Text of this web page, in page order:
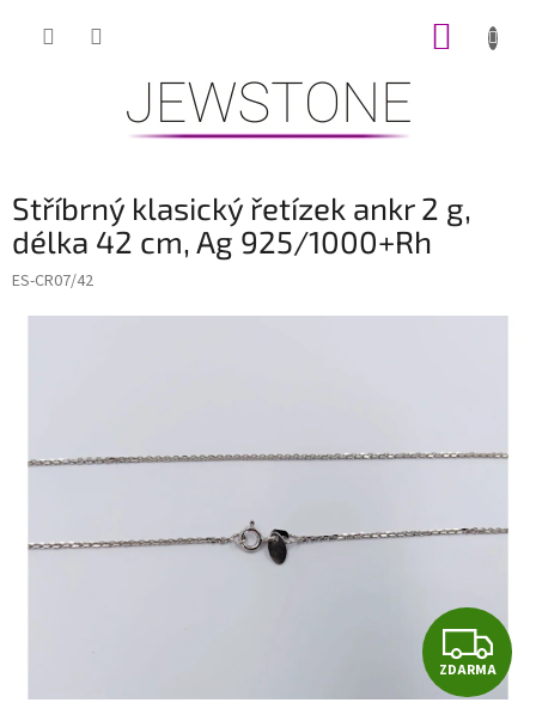
Stříbrný klasický řetízek ankr 2 g,
délka 42 cm, Ag 925/1000+Rh
ES-CR07/42
Z
D
ZDARMA